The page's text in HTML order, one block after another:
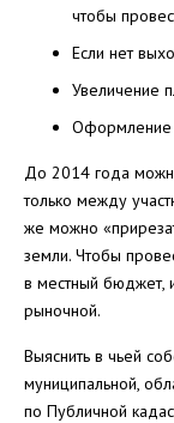
чтобы
Если нет
Увеличение
Оформление
До 2014 года
только между
же можно
земли. Чтобы
в местный бюджет,
рыночной.
Выяснить в чьей
муниципальной,
по Публичной